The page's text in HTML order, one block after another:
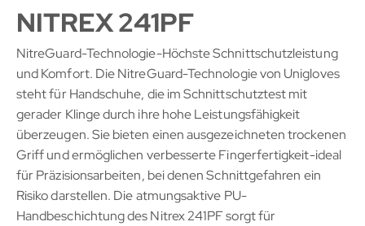
NITREX 241PF
NitreGuard-Technologie-Höchste Schnittschutzleistung
und Komfort. Die NitreGuard-Technologie von Unigloves
steht für Handschuhe, die im Schnittschutztest mit
gerader Klinge durch ihre hohe Leistungsfähigkeit
überzeugen. Sie bieten einen ausgezeichneten trockenen
Griff und ermöglichen verbesserte Fingerfertigkeit-ideal
für Präzisionsarbeiten, bei denen Schnittgefahren ein
Risiko darstellen. Die atmungsaktive PU-
Handbeschichtung des Nitrex 241PF sorgt für